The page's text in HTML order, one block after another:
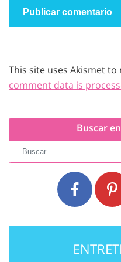
This site uses Akismet to
comment data is
Buscar